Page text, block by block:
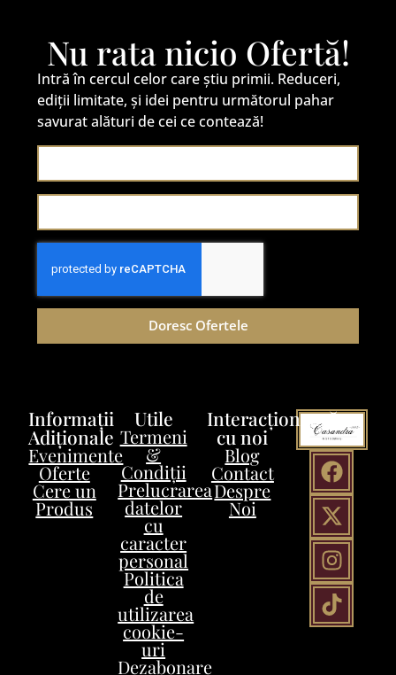
Nu rata nicio Ofertă!
Intră în cercul celor care știu primii. Reduceri,
ediții limitate, și idei pentru următorul pahar
savurat alături de cei ce contează!
Doresc Ofertele
Interacționează
cu noi
Blog
Contact
Despre
Noi
Utile
Termeni
&
Condiții
Prelucrarea
datelor
cu
caracter
personal
Politica
de
utilizarea
cookie-
uri
Dezabonare
Informații
Adiționale
Evenimente
Oferte
Cere un
Produs